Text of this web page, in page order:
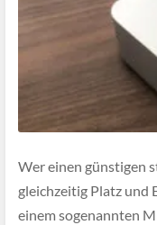
Wer einen günstigen
gleichzeitig Platz und
einem sogenannten